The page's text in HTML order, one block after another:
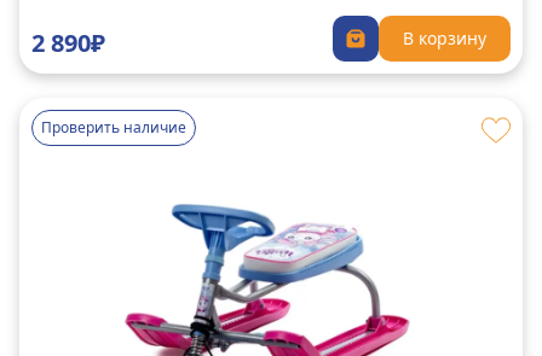
2 890₽ В корзину
Проверить наличие